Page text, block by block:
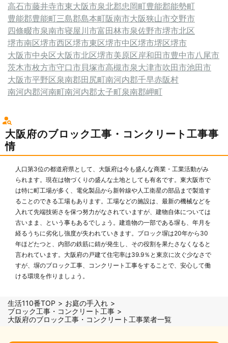
高石市藤井寺市東大阪市泉北郡忠岡町豊能郡能勢町
豊能郡豊能町三島郡島本町阪南市大阪狭山市交野市
四條畷市泉南市寝屋川市富田林市泉佐野市堺市北区
堺市南区堺市西区堺市東区堺市中区堺市堺区堺市
大阪市中央区大阪市北区堺市美原区岸和田市豊中市八尾市
茨木市枚方市守口市貝塚市高槻市泉大津市吹田市池田市
大阪市平野区泉南郡田尻町南河内郡千早赤阪村
南河内郡河南町南河内郡太子町泉南郡岬町
大阪府のブロック工事・コンクリート工事事
情
人口第3位の都道府県として、大阪府は今も盛んな商業・工業活動がみ
られます。現在は物づくりの盛んな土地としても有名です。東大阪市で
は特に町工場が多く、電化製品から新幹線や人工衛星の部品まで製造す
ることのできる工場もあります。工場などの施設は、最新の機械などを
入れて先端技術さを保つ努力がなされていますが、建物自体については
古いまま、という事もあるでしょう。建造物の一部である塀も、年月を
経るうちに劣化し強度が失われていきます。ブロック塀は20年から30
年ほどたつと、内部の鉄筋に錆が発生し、その役割を果たさなくなると
言われています。大阪府の戸建て住宅率は39.9％と東京に次ぐ少なさで
すが、塀のブロック工事、コンクリート工事をすることで、安心して働
ける環境を作りましょう。
生活110番TOP
お庭の手入れ
ブロック工事・コンクリート工事
大阪府のブロック工事・コンクリート工事業者一覧